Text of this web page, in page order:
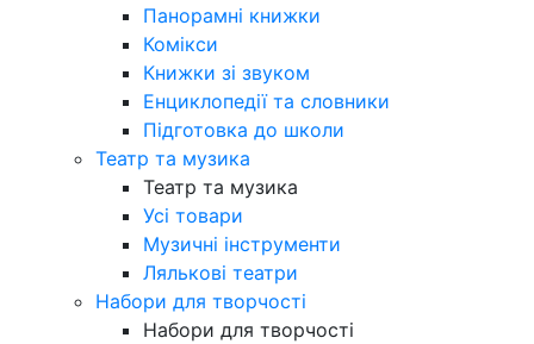
Панорамні книжки
Комікси
Книжки зі звуком
Енциклопедії та словники
Підготовка до школи
Театр та музика
Театр та музика
Усі товари
Музичні інструменти
Лялькові театри
Набори для творчості
Набори для творчості